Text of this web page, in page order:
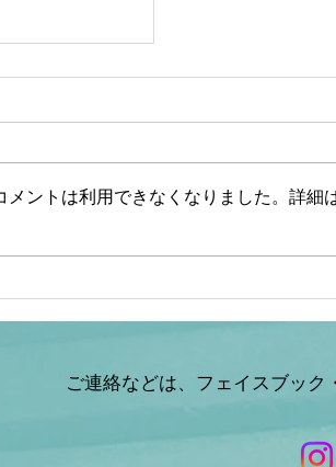
トリック
メントは利用できなくなりました。詳細
ご連絡などは、フェイスブック